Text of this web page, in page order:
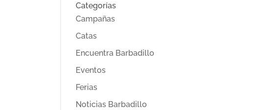
Categorías
Campañas
Catas
Encuentra Barbadillo
Eventos
Ferias
Noticias Barbadillo